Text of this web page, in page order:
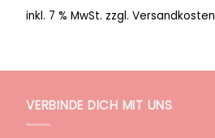
inkl. 7 % MwSt. zzgl. Versandkosten
VERBINDE DICH MIT UNS